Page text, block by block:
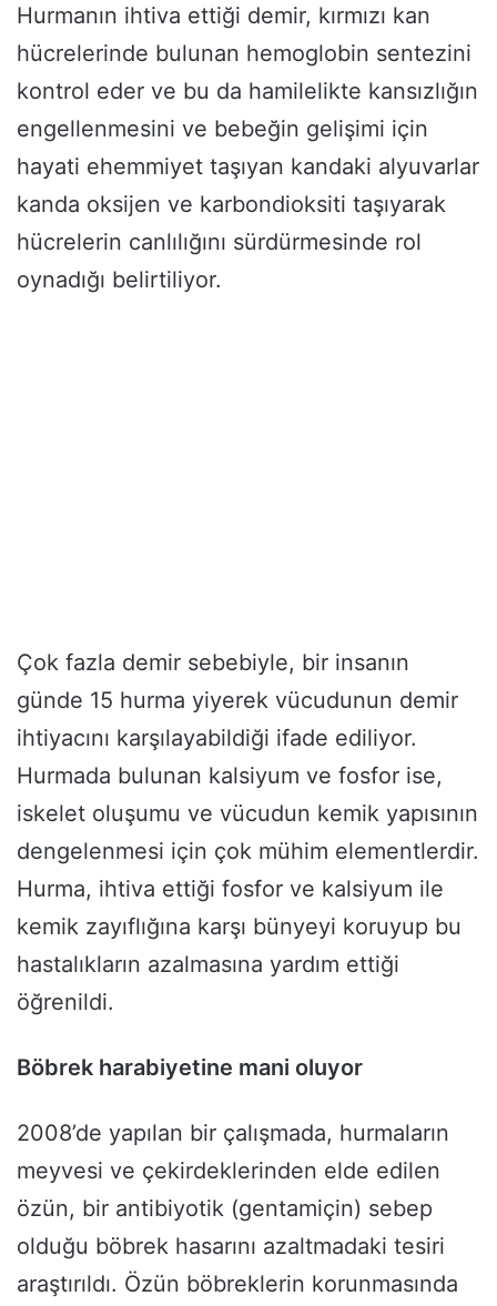
Hurmanın ihtiva ettiği demir, kırmızı kan
hücrelerinde bulunan hemoglobin sentezini
kontrol eder ve bu da hamilelikte kansızlığın
engellenmesini ve bebeğin gelişimi için
hayati ehemmiyet taşıyan kandaki alyuvarlar
kanda oksijen ve karbondioksiti taşıyarak
hücrelerin canlılığını sürdürmesinde rol
oynadığı belirtiliyor.
Çok fazla demir sebebiyle, bir insanın
günde 15 hurma yiyerek vücudunun demir
ihtiyacını karşılayabildiği ifade ediliyor.
Hurmada bulunan kalsiyum ve fosfor ise,
iskelet oluşumu ve vücudun kemik yapısının
dengelenmesi için çok mühim elementlerdir.
Hurma, ihtiva ettiği fosfor ve kalsiyum ile
kemik zayıflığına karşı bünyeyi koruyup bu
hastalıkların azalmasına yardım ettiği
öğrenildi.
Böbrek harabiyetine mani oluyor
2008’de yapılan bir çalışmada, hurmaların
meyvesi ve çekirdeklerinden elde edilen
özün, bir antibiyotik (gentamiçin) sebep
olduğu böbrek hasarını azaltmadaki tesiri
araştırıldı. Özün böbreklerin korunmasında